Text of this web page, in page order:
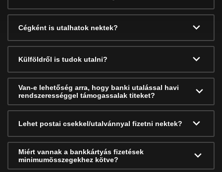
Cégként is utalhatok nektek?
Külföldről is tudok utalni?
Van-e lehetőség arra, hogy banki utalással havi
rendszerességgel támogassalak titeket?
Lehet postai csekkel/utalvánnyal fizetni nektek?
Miért vannak a bankkártyás fizetések
minimumösszegekhez kötve?